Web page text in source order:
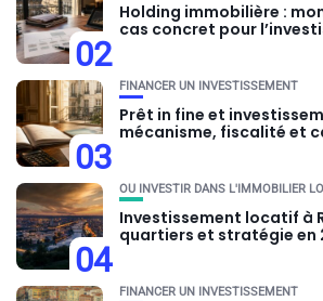
02
Holding immobilière :
cas concret pour
03
FINANCER UN INVESTISSEMENT
Prêt in fine et
mécanisme, fiscalité et
04
OU INVESTIR DANS L'IMMOBILIER
Investissement locatif à
quartiers et stratégie en
FINANCER UN INVESTISSEMENT